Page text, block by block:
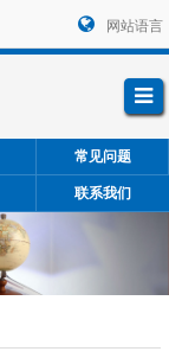
网站语言
常见问题
联系我们